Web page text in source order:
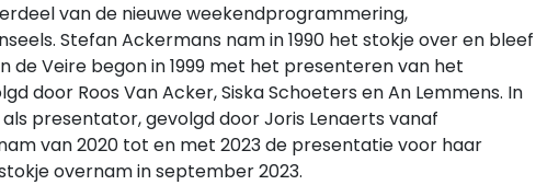
van de nieuwe weekendprogrammering,
Stefan Ackermans nam in 1990 het stokje over en bleef
de Veire begon in 1999 met het presenteren van het
door Roos Van Acker, Siska Schoeters en An Lemmens. In
presentator, gevolgd door Joris Lenaerts vanaf
van 2020 tot en met 2023 de presentatie voor haar
overnam in september 2023.